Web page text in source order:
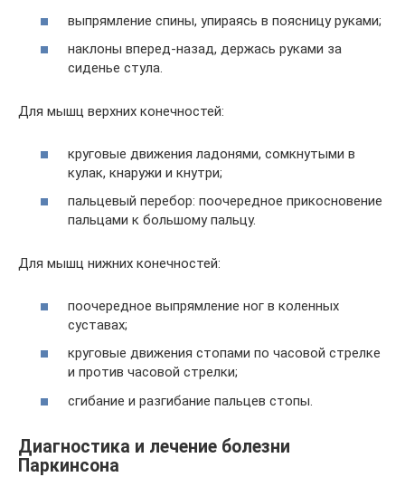
выпрямление спины, упираясь в поясницу руками;
наклоны вперед-назад, держась руками за
сиденье стула.
Для мышц верхних конечностей:
круговые движения ладонями, сомкнутыми в
кулак, кнаружи и кнутри;
пальцевый перебор: поочередное прикосновение
пальцами к большому пальцу.
Для мышц нижних конечностей:
поочередное выпрямление ног в коленных
суставах;
круговые движения стопами по часовой стрелке
и против часовой стрелки;
сгибание и разгибание пальцев стопы.
Диагностика и лечение болезни
Паркинсона